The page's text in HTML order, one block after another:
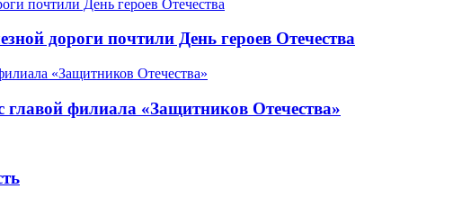
дороги почтили День героев Отечества
главой филиала «Защитников Отечества»